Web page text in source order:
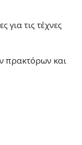
για τις τέχνες
πρακτόρων και